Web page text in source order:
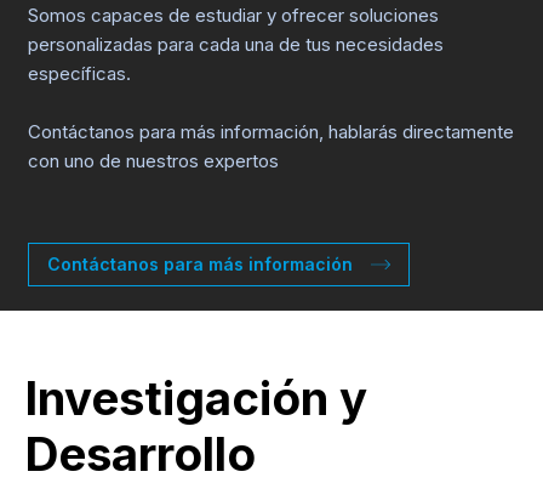
Somos capaces de estudiar y ofrecer soluciones
personalizadas para cada una de tus necesidades
específicas.
Contáctanos para más información, hablarás directamente
con uno de nuestros expertos
Contáctanos para más información
Investigación y
Desarrollo